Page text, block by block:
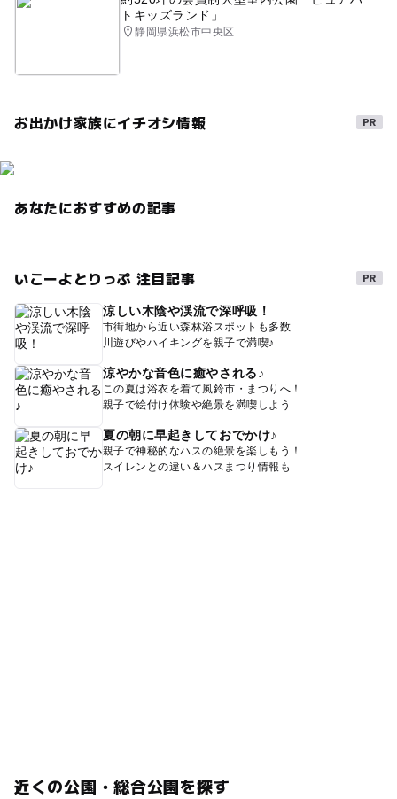
トキッズランド」
静岡県浜松市中央区
お出かけ家族にイチオシ情報
あなたにおすすめの記事
いこーよとりっぷ 注目記事
涼しい木陰や渓流で深呼吸！
市街地から近い森林浴スポットも多数
川遊びやハイキングを親子で満喫♪
涼やかな音色に癒やされる♪
この夏は浴衣を着て風鈴市・まつりへ！
親子で絵付け体験や絶景を満喫しよう
夏の朝に早起きしておでかけ♪
親子で神秘的なハスの絶景を楽しもう！
スイレンとの違い＆ハスまつり情報も
近くの公園・総合公園を探す